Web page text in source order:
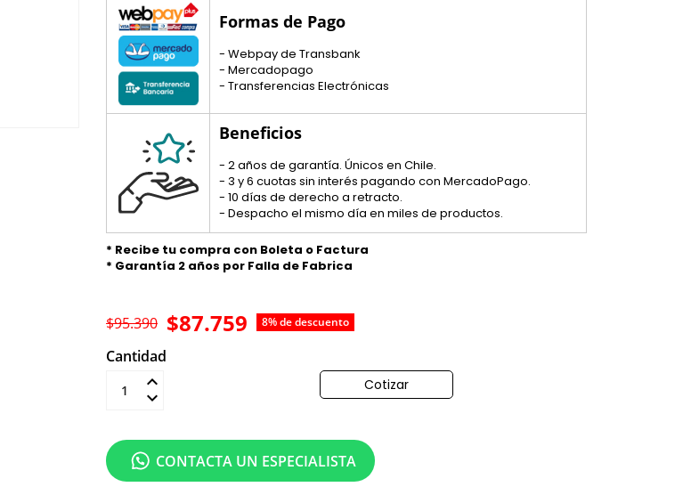
Formas de Pago
- Webpay de Transbank
- Mercadopago
- Transferencias Electrónicas
Beneficios
- 2 años de garantía. Únicos en Chile.
- 3 y 6 cuotas sin interés pagando con MercadoPago.
- 10 días de derecho a retracto.
- Despacho el mismo día en miles de productos.
* Recibe tu compra con Boleta o Factura
* Garantía 2 años por Falla de Fabrica
$87.759 8% de descuento
$95.390
Cantidad
Cotizar
CONTACTA UN ESPECIALISTA